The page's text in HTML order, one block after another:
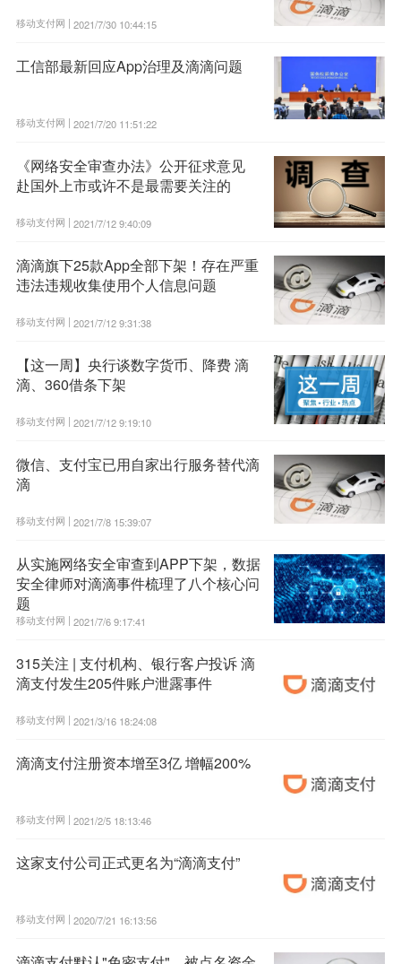
移动支付网 | 2021/7/30 10:44:15
工信部最新回应App治理及滴滴问题
移动支付网 | 2021/7/20 11:51:22
《网络安全审查办法》公开征求意见
赴国外上市或许不是最需要关注的
移动支付网 | 2021/7/12 9:40:09
滴滴旗下25款App全部下架！存在严重
违法违规收集使用个人信息问题
移动支付网 | 2021/7/12 9:31:38
【这一周】央行谈数字货币、降费 滴
滴、360借条下架
移动支付网 | 2021/7/12 9:19:10
微信、支付宝已用自家出行服务替代滴
滴
移动支付网 | 2021/7/8 15:39:07
从实施网络安全审查到APP下架，数据
安全律师对滴滴事件梳理了八个核心问
题
移动支付网 | 2021/7/6 9:17:41
315关注 | 支付机构、银行客户投诉 滴
滴支付发生205件账户泄露事件
移动支付网 | 2021/3/16 18:24:08
滴滴支付注册资本增至3亿 增幅200%
移动支付网 | 2021/2/5 18:13:46
这家支付公司正式更名为“滴滴支付”
移动支付网 | 2020/7/21 16:13:56